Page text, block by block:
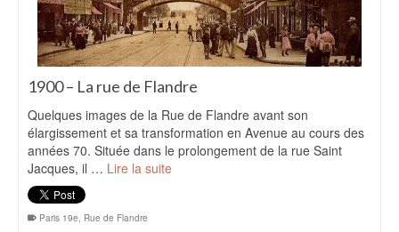
1900 – La rue de Flandre
Quelques images de la Rue de Flandre avant son
élargissement et sa transformation en Avenue au cours des
années 70. Située dans le prolongement de la rue Saint
Jacques, il … Lire la suite
Paris 19e, Rue de Flandre